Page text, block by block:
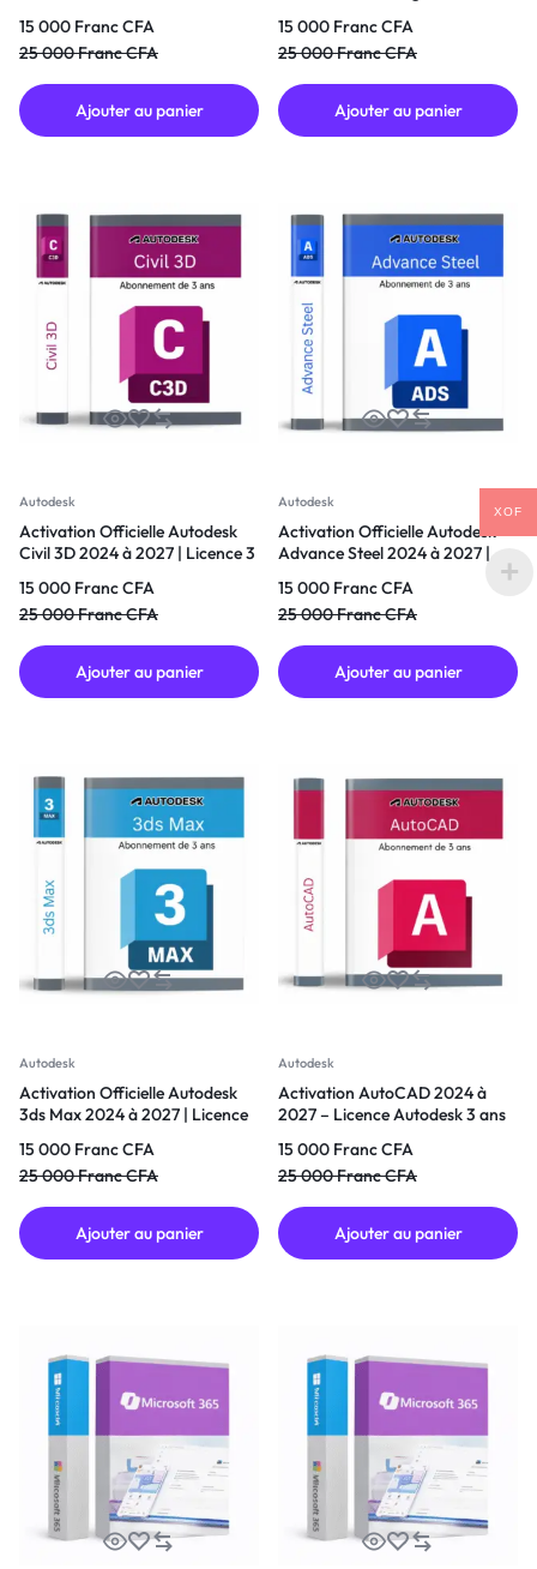
25 000Franc CFA
15 000 Franc CFA
Ajouter au panier
25 000Franc CFA
15 000 Franc CFA
Ajouter au panier
Autodesk
Activation Officielle Autodesk
Civil 3D 2024 à 2027 | Licence 3
25 000Franc CFA
15 000 Franc CFA
Ajouter au panier
Autodesk
Activation Officielle Autodesk
Advance Steel 2024 à 2027 |
25 000Franc CFA
15 000 Franc CFA
Ajouter au panier
Autodesk
Activation Officielle Autodesk
3ds Max 2024 à 2027 | Licence
25 000Franc CFA
15 000 Franc CFA
Ajouter au panier
Autodesk
Activation AutoCAD 2024 à
2027 – Licence Autodesk 3 ans
25 000Franc CFA
15 000 Franc CFA
Ajouter au panier
XOF